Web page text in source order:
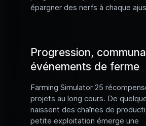
épargner des nerfs à chaque
Progression,
événements de ferme
Farming Simulator 25
projets au long cours. De
naissent des chaînes de
petite exploitation émerge une